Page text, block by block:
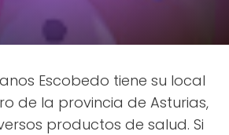
Escobedo tiene su local
de la provincia de Asturias,
productos de salud. Si